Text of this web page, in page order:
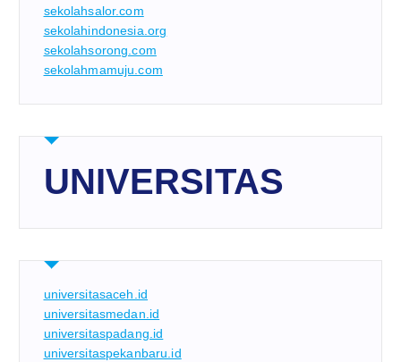
sekolahsalor.com
sekolahindonesia.org
sekolahsorong.com
sekolahmamuju.com
UNIVERSITAS
universitasaceh.id
universitasmedan.id
universitaspadang.id
universitaspekanbaru.id